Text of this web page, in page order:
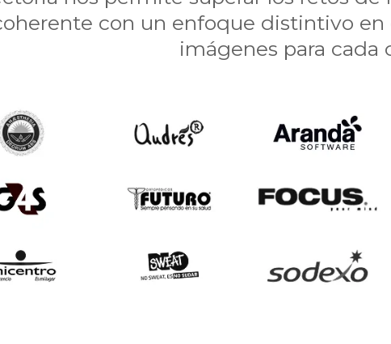
con un enfoque distintivo
imágenes para cada